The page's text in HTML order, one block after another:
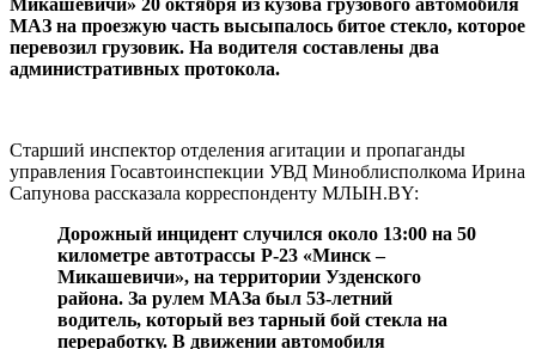
МАЗ на проезжую часть высыпалось битое стекло, которое
перевозил грузовик. На водителя составлены два
административных протокола.
Старший инспектор отделения агитации и пропаганды
управления Госавтоинспекции УВД Миноблисполкома Ирина
Сапунова рассказала корреспонденту МЛЫН.BY:
Дорожный инцидент случился около 13:00 на 50
километре автотрассы Р-23 «Минск –
Микашевичи», на территории Узденского
района. За рулем МАЗа был 53-летний
водитель, который вез тарный бой стекла на
переработку. В движении автомобиля